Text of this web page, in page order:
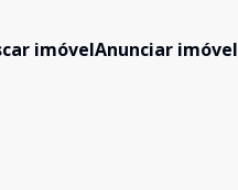
imóvelAnunciar imóvel